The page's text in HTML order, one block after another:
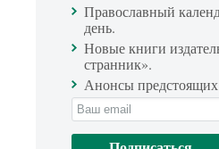
Православный
день.
Новые книги
странник».
Анонсы